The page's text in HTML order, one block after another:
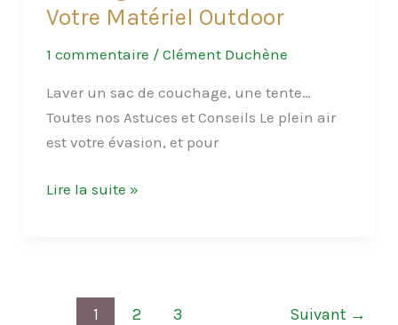
Votre Matériel Outdoor
1 commentaire / Clément Duchène
Laver un sac de couchage, une tente…
Toutes nos Astuces et Conseils Le plein air
est votre évasion, et pour
Entretien
Comment
Lire la suite »
1 2 3 Suivant →